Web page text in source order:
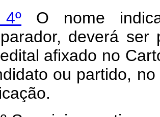
O nome
deverá ser
afixado no
ou partido,